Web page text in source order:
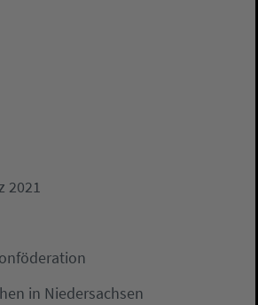
2021
in Niedersachsen